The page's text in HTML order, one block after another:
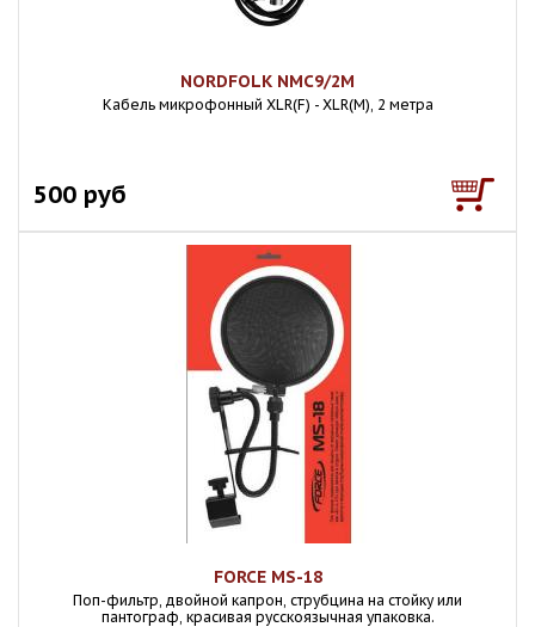
NORDFOLK NMC9/2M
Кабель микрофонный XLR(F) - XLR(M), 2 метра
500 руб
FORCE MS-18
Поп-фильтр, двойной капрон, струбцина на стойку или
пантограф, красивая русскоязычная упаковка.